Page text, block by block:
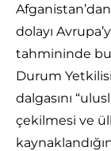
dolayı
tahmininde
Durum
dalgasını
çekilmesi ve